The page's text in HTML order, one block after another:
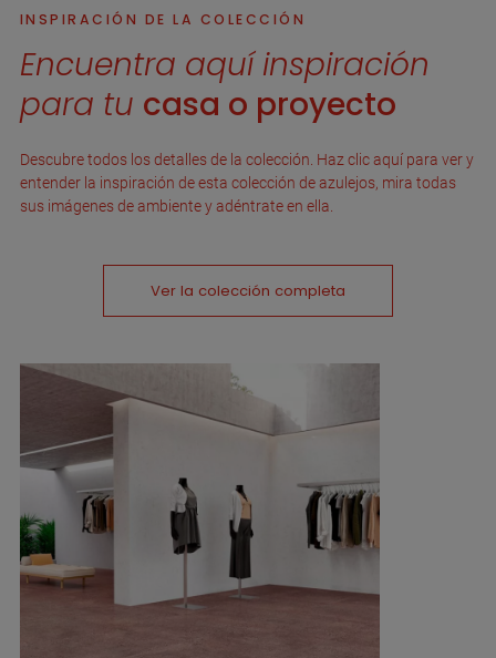
INSPIRACIÓN DE LA COLECCIÓN
Encuentra aquí inspiración
para tu casa o proyecto
Descubre todos los detalles de la colección. Haz clic aquí para ver y
entender la inspiración de esta colección de azulejos, mira todas
sus imágenes de ambiente y adéntrate en ella.
Ver la colección completa